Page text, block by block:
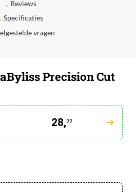
Reviews
Specificaties
vragen
Precision Cut
28,99